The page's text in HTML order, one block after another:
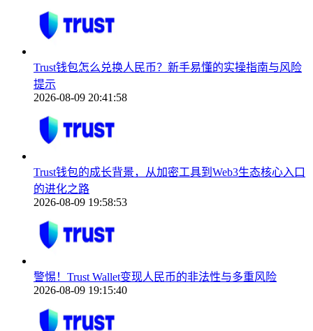
Trust钱包怎么兑换人民币？新手易懂的实操指南与风险
提示
2026-08-09 20:41:58
Trust钱包的成长背景，从加密工具到Web3生态核心入口
的进化之路
2026-08-09 19:58:53
警惕！Trust Wallet变现人民币的非法性与多重风险
2026-08-09 19:15:40